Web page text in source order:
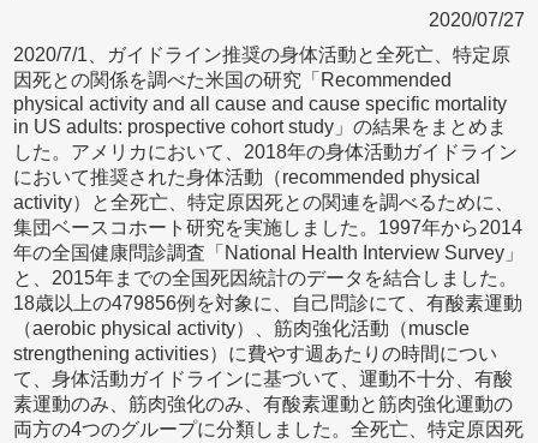
2020/07/27
2020/7/1、ガイドライン推奨の身体活動と全死亡、特定原
因死との関係を調べた米国の研究「Recommended
physical activity and all cause and cause specific mortality
in US adults: prospective cohort study」の結果をまとめま
した。アメリカにおいて、2018年の身体活動ガイドライン
において推奨された身体活動（recommended physical
activity）と全死亡、特定原因死との関連を調べるために、
集団ベースコホート研究を実施しました。1997年から2014
年の全国健康問診調査「National Health Interview Survey」
と、2015年までの全国死因統計のデータを結合しました。
18歳以上の479856例を対象に、自己問診にて、有酸素運動
（aerobic physical activity）、筋肉強化活動（muscle
strengthening activities）に費やす週あたりの時間につい
て、身体活動ガイドラインに基づいて、運動不十分、有酸
素運動のみ、筋肉強化のみ、有酸素運動と筋肉強化運動の
両方の4つのグループに分類しました。全死亡、特定原因死